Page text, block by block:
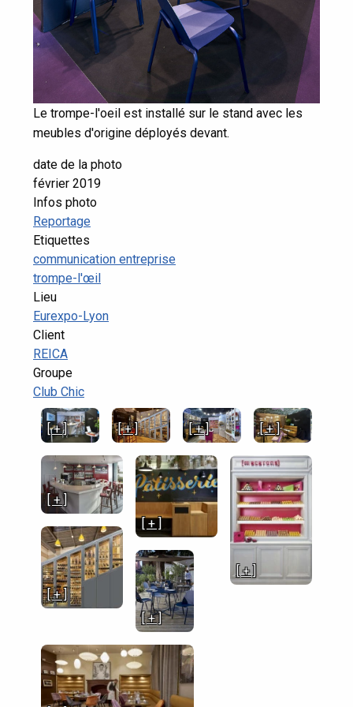
Le trompe-l'oeil est installé sur le stand avec les
meubles d'origine déployés devant.
date de la photo
février 2019
Infos photo
Reportage
Etiquettes
communication entreprise
trompe-l'œil
Lieu
Eurexpo-Lyon
Client
REICA
Groupe
Club Chic
[ + ] [ + ] [ + ] [ + ]
[ + ]
[ + ]
[ + ]
[ + ]
[ + ]